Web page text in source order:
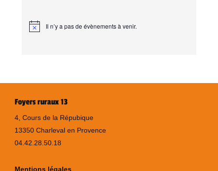
Il n’y a pas de évènements à venir.
Foyers ruraux 13
4, Cours de la Répubique
13350 Charleval en Provence
04.42.28.50.18
Mentions légales